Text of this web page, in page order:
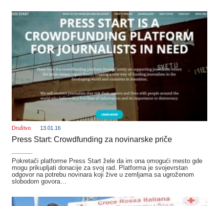
Društvo 13.01.16
Press Start: Crowdfunding za novinarske priče
Pokretači platforme Press Start žele da im ona omogući mesto gde
mogu prikupljati donacije za svoj rad. Platforma je svojevrstan
odgovor na potrebu novinara koji žive u zemljama sa ugroženom
slobodom govora…